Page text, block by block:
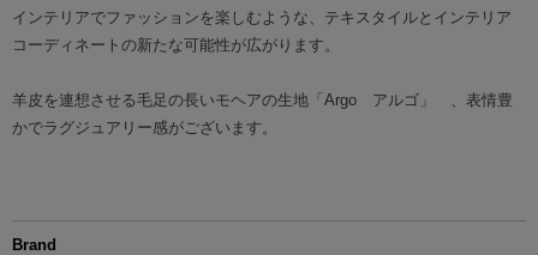
インテリアでファッションを楽しむような、テキスタイルとインテリア
コーディネートの新たな可能性が広がります。
羊皮を連想させる毛足の長いモヘアの生地「Argo アルゴ」 、表情豊
かでラグジュアリー感がございます。
Brand